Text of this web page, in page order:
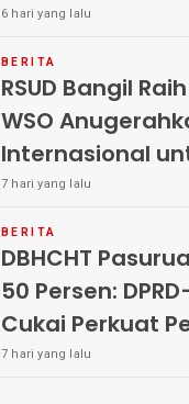
6 hari yang lalu
BERITA
RSUD Bangil
WSO
Internasional
7 hari yang lalu
BERITA
DBHCHT
50 Persen:
Cukai Perkuat
Peredaran
7 hari yang lalu